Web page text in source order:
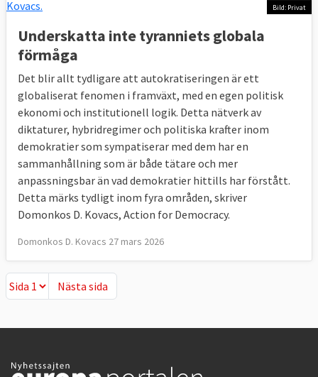
Bild: Privat
Underskatta inte tyranniets globala
förmåga
Det blir allt tydligare att autokratiseringen är ett
globaliserat fenomen i framväxt, med en egen politisk
ekonomi och institutionell logik. Detta nätverk av
diktaturer, hybridregimer och politiska krafter inom
demokratier som sympatiserar med dem har en
sammanhållning som är både tätare och mer
anpassningsbar än vad demokratier hittills har förstått.
Detta märks tydligt inom fyra områden, skriver
Domonkos D. Kovacs, Action for Democracy.
Domonkos D. Kovacs 27 mars 2026
Nästa sida
Nästa sida